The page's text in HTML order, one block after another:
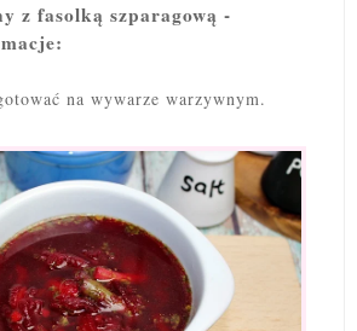
z fasolką szparagową -
na wywarze warzywnym.